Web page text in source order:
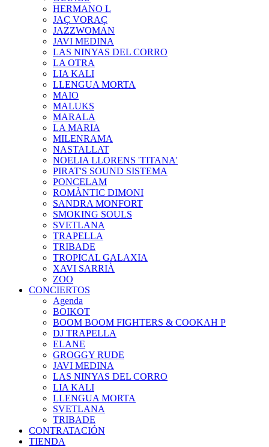
HERMANO L
JAÇ VORAÇ
JAZZWOMAN
JAVI MEDINA
LAS NINYAS DEL CORRO
LA OTRA
LIA KALI
LLENGUA MORTA
MAIO
MALUKS
MARALA
LA MARIA
MILENRAMA
NASTALLAT
NOELIA LLORENS 'TITANA'
PIRAT'S SOUND SISTEMA
PONCELAM
ROMÀNTIC DIMONI
SANDRA MONFORT
SMOKING SOULS
SVETLANA
TRAPELLA
TRIBADE
TROPICAL GALAXIA
XAVI SARRIÀ
ZOO
CONCIERTOS
Agenda
BOIKOT
BOOM BOOM FIGHTERS & COOKAH P
DJ TRAPELLA
ELANE
GROGGY RUDE
JAVI MEDINA
LAS NINYAS DEL CORRO
LIA KALI
LLENGUA MORTA
SVETLANA
TRIBADE
CONTRATACIÓN
TIENDA